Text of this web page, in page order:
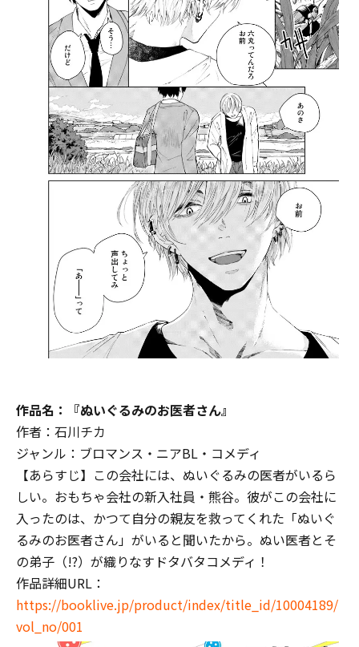
作品名：『ぬいぐるみのお医者さん』
作者：石川チカ
ジャンル：ブロマンス・ニアBL・コメディ
【あらすじ】この会社には、ぬいぐるみの医者がいるら
しい――。おもちゃ会社の新入社員・熊谷。彼がこの会社に
入ったのは、かつて自分の親友を救ってくれた「ぬいぐ
るみのお医者さん」がいると聞いたから。ぬい医者とそ
の弟子（!?）が織りなすドタバタコメディ！
作品詳細URL：
https://booklive.jp/product/index/title_id/10004189/
vol_no/001